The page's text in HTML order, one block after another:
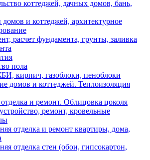
коттеджей, дачных домов, бань,
и коттеджей, архитектурное
расчет фундамента, грунты, заливка
пола
кирпич, газоблоки, пеноблоки
домов и коттеджей. Теплоизоляция
и ремонт. Облицовка цоколя
ремонт, кровельные
отделка и ремонт квартиры, дома,
отделка стен (обои, гипсокартон,